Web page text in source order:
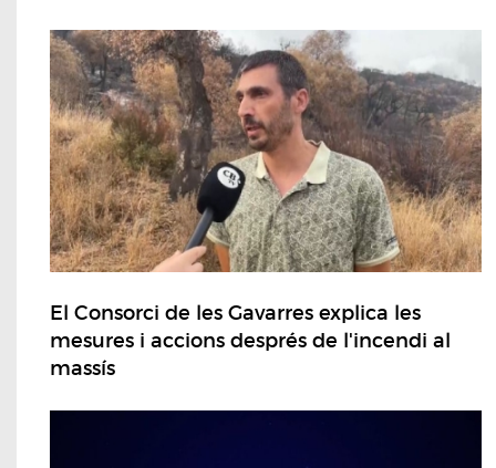
El Consorci de les Gavarres explica les
mesures i accions després de l'incendi al
massís